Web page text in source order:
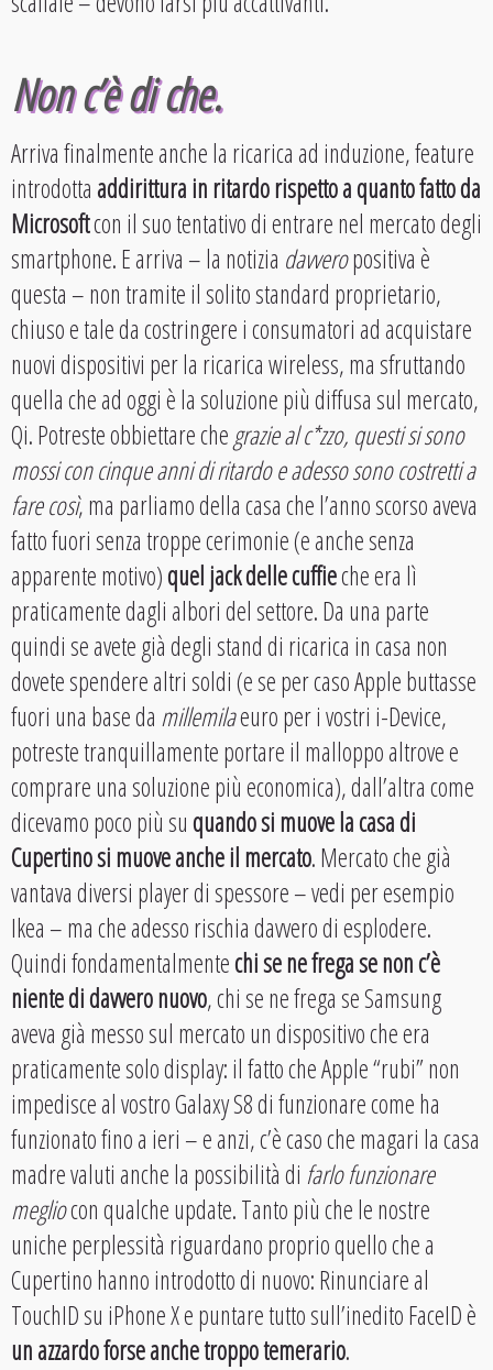
Non c’è di che.
Arriva finalmente anche la ricarica ad induzione, feature
introdottaaddirittura in ritardo rispetto a quanto fatto da
Microsoftcon il suo tentativo di entrare nel mercato degli
smartphone. E arriva – la notizia davveropositiva è
questa – non tramite il solito standard proprietario,
chiuso e tale da costringere i consumatori ad acquistare
nuovi dispositivi per la ricarica wireless, ma sfruttando
quella che ad oggi è la soluzione più diffusa sul mercato,
Qi. Potreste obbiettare chegrazie al c*zzo, questi si sono
mossi con cinque anni di ritardo e adesso sono costretti a
fare così, ma parliamo della casa che l’anno scorso aveva
fatto fuori senza troppe cerimonie (e anche senza
apparente motivo)quel jack delle cuffieche era lì
praticamente dagli albori del settore. Da una parte
quindi se avete già degli stand di ricarica in casa non
dovete spendere altri soldi (e se per caso Apple buttasse
fuori una base da millemilaeuro per i vostri i-Device,
potreste tranquillamente portare il malloppo altrove e
comprare una soluzione più economica), dall’altra come
dicevamo poco più suquando si muove la casa di
Cupertino si muove anche il mercato. Mercato che già
vantava diversi player di spessore – vedi per esempio
Ikea – ma che adesso rischia davvero di esplodere.
Quindi fondamentalmentechi se ne frega se non c’è
niente di davvero nuovo, chi se ne frega se Samsung
aveva già messo sul mercato un dispositivo che era
praticamente solo display: il fatto che Apple “rubi” non
impedisce al vostro Galaxy S8 di funzionare come ha
funzionato fino a ieri – e anzi, c’è caso che magari la casa
madre valuti anche la possibilità di farlo funzionare
megliocon qualche update. Tanto più che le nostre
uniche perplessità riguardano proprio quello che a
Cupertino hanno introdotto di nuovo: Rinunciare al
TouchID su iPhone X e puntare tutto sull’inedito FaceID è
un azzardo forse anche troppo temerario.